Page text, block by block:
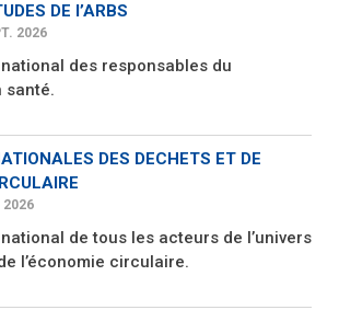
DE l’ARBS
2026
des responsables du
santé.
DES DECHETS ET DE
2026
de tous les acteurs de l’univers
l’économie circulaire.